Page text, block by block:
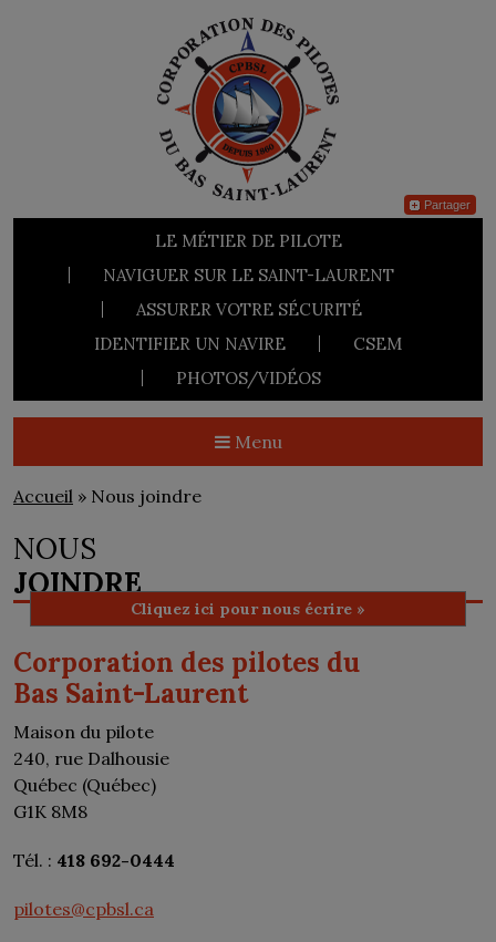
Partager
LE MÉTIER DE PILOTE
NAVIGUER SUR LE SAINT-LAURENT
ASSURER VOTRE SÉCURITÉ
IDENTIFIER UN NAVIRE
CSEM
PHOTOS/VIDÉOS
Menu
Accueil » Nous joindre
NOUS
JOINDRE
Corporation des pilotes du
Bas Saint-Laurent
Maison du pilote
240, rue Dalhousie
Québec (Québec)
G1K 8M8
Tél. : 418 692-0444
pilotes@cpbsl.ca
Cliquez ici pour nous écrire »